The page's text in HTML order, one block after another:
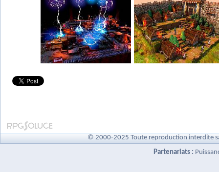
© 2000-2025 Toute reproduction interdite
Partenariats :